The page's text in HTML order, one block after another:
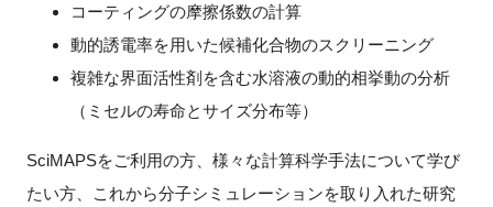
コーティングの摩擦係数の計算
動的誘電率を用いた候補化合物のスクリーニング
複雑な界面活性剤を含む水溶液の動的相挙動の分析
（ミセルの寿命とサイズ分布等）
SciMAPSをご利用の方、様々な計算科学手法について学び
たい方、これから分子シミュレーションを取り入れた研究